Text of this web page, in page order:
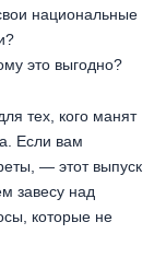
национальные
это выгодно?
тех, кого манят
Если вам
— этот выпуск
завесу над
которые не